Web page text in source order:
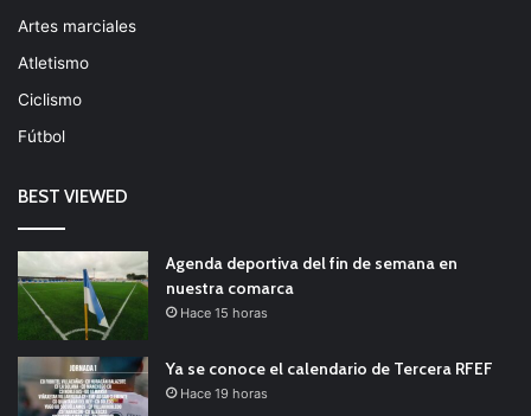
Artes marciales
Atletismo
Ciclismo
Fútbol
BEST VIEWED
Agenda deportiva del fin de semana en
nuestra comarca
Hace 15 horas
Ya se conoce el calendario de Tercera RFEF
Hace 19 horas